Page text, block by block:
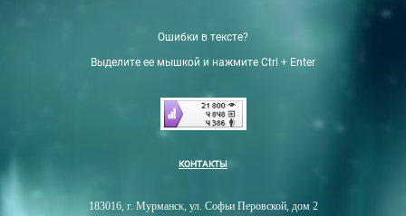
Ошибки в тексте?
Выделите ее мышкой и нажмите Ctrl + Enter
КОНТАКТЫ
183016, г. Мурманск, ул. Софьи Перовской, дом 2